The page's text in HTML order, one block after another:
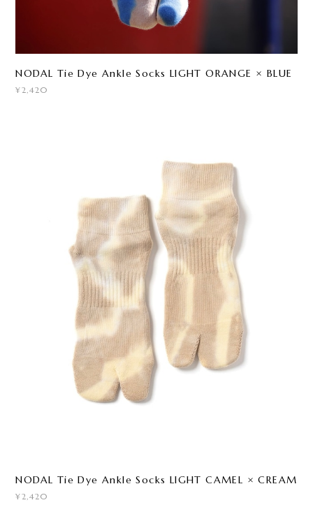
NODAL Tie Dye Ankle Socks LIGHT ORANGE × BLUE
¥2,420
NODAL Tie Dye Ankle Socks LIGHT CAMEL × CREAM
¥2,420